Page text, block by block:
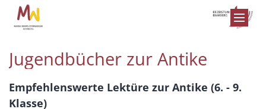
Zum Inhalt springen
Jugendbücher zur Antike
Empfehlenswerte Lektüre zur Antike (6. - 9.
Klasse)